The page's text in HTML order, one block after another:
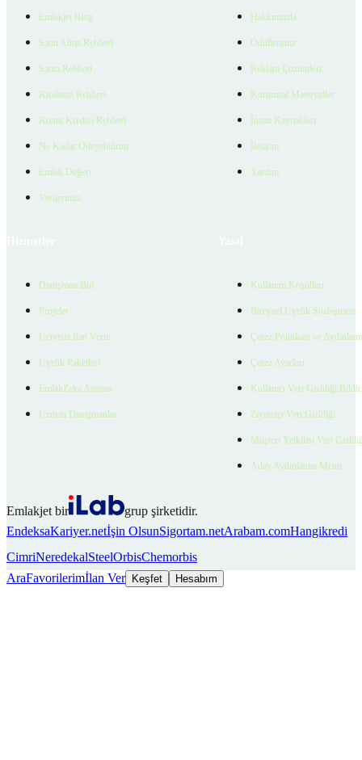
Emlakjet Blog
Satın Alma Rehberi
Satıcı Rehberi
Kiralama Rehberi
Konut Kredisi Rehberi
Ne Kadar Ödeyebilirim
Emlak Değeri
Verilerimiz
Hakkımızda
Ödüllerimiz
Reklam Çözümleri
Kurumsal Materyaller
İnsan Kaynakları
İletişim
Yardım
Danışman Bul
Projeler
Ücretsiz İlan Verin
Üyelik Paketleri
EmlakZeka Asistan
Uzman Danışmanlar
Kullanım Koşulları
Bireysel Üyelik Sözleşmesi
Çerez Politikası ve
Çerez Ayarları
Kullanıcı Veri Gizliliği
Ziyaretçi Veri Gizliliği
Müşteri Yetkilisi Veri
Aday Aydınlatma Metni
Emlakjet bir
grup şirketidir.
EndeksaKariyer.netİşin OlsunSigortam.netArabam.comHangikredi
CimriNeredekalSteelOrbisChemorbis
AraFavorilerimİlan Ver Keşfet Hesabım